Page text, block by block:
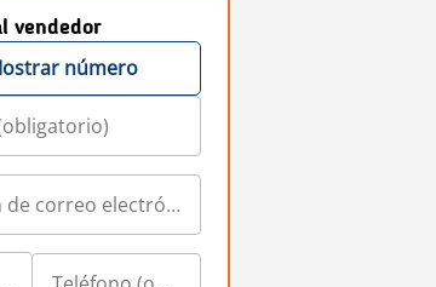
vendedor
número